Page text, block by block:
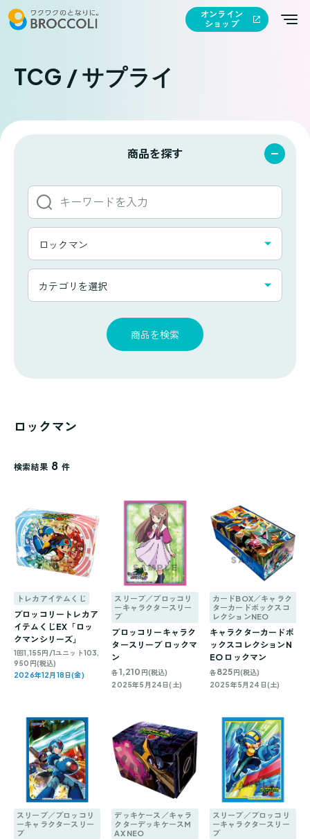
オンライン
ショップ
TCG / サプライ
商品を探す
キ
ワ
ド
か
タ
ト
一
ロックマン
カ
カテゴリを選択
商品を検索
ロックマン
検索結果 8 件
トレカアイテムくじ
ブロッコリートレカア
イテムくじEX「ロッ
クマンシリーズ」
1回1,155円/1ユニット103,
950円(税込)
2026年12月18日(金)
スリーブ／ブロッコリ
ーキャラクタースリー
ブ
ブロッコリーキャラク
タースリーブ ロックマ
ン
各1,210 円(税込)
2025年5月24日(土)
カードBOX／キャラク
ターカードボックスコ
レクションNEO
キャラクターカードボ
ックスコレクションN
EO ロックマン
各825円(税込)
2025年5月24日(土)
スリーブ／ブロッコリ
ーキャラクタースリー
ブ
デッキケース／キャラ
クターデッキケースM
AX NEO
スリーブ／ブロッコリ
ーキャラクタースリー
ブ